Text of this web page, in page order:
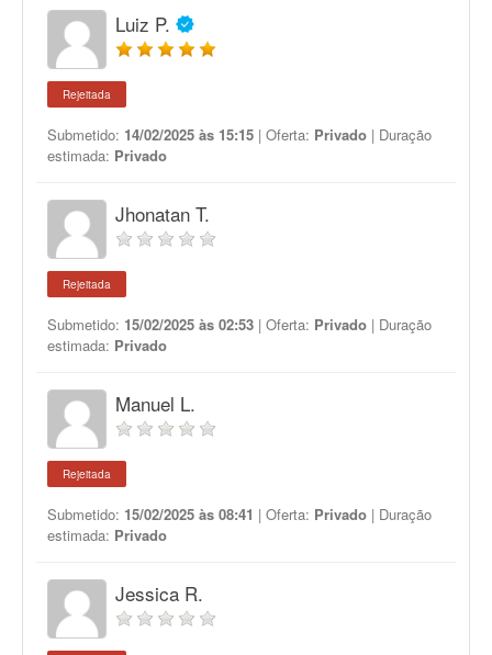
Luiz P.
Rejeitada
Submetido: 14/02/2025 às 15:15 | Oferta: Privado | Duração
estimada: Privado
Jhonatan T.
Rejeitada
Submetido: 15/02/2025 às 02:53 | Oferta: Privado | Duração
estimada: Privado
Manuel L.
Rejeitada
Submetido: 15/02/2025 às 08:41 | Oferta: Privado | Duração
estimada: Privado
Jessica R.